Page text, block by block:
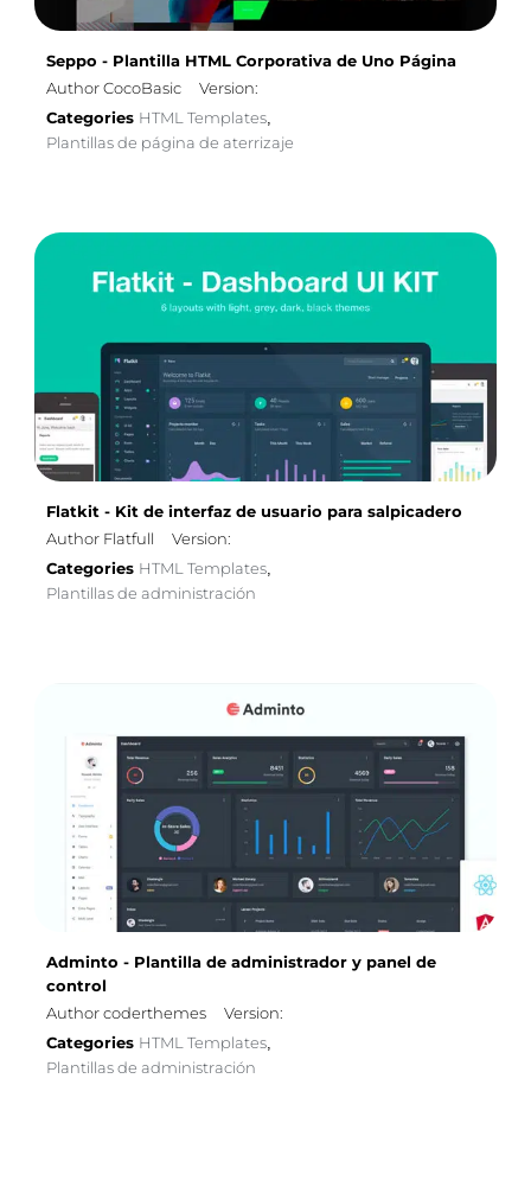
Seppo - Plantilla HTML Corporativa de Uno Página
Author CocoBasic
Version:
Categories HTML Templates
Plantillas de página de aterrizaje
Flatkit - Kit de interfaz de usuario para salpicadero
Author Flatfull
Version:
Categories HTML Templates
Plantillas de administración
Adminto - Plantilla de administrador y panel de
control
Author coderthemes
Version:
Categories HTML Templates
Plantillas de administración